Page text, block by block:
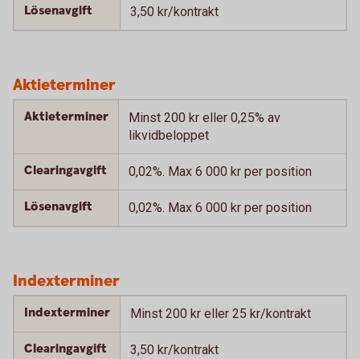
Lösenavgift 3,50 kr/kontrakt
Aktieterminer
Aktieterminer
Minst 200 kr eller 0,25% av
likvidbeloppet
Clearingavgift 0,02%. Max 6 000 kr per position
Lösenavgift 0,02%. Max 6 000 kr per position
Indexterminer
Indexterminer Minst 200 kr eller 25 kr/kontrakt
Clearingavgift 3,50 kr/kontrakt